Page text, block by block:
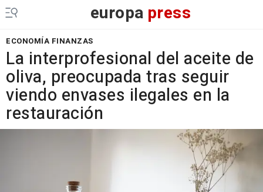
europa press
ECONOMÍA FINANZAS
La interprofesional del aceite de
oliva, preocupada tras seguir
viendo envases ilegales en la
restauración